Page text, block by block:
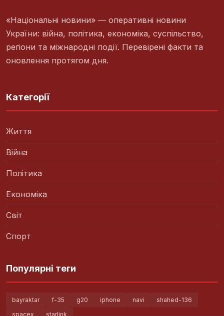
«Національні новини» — оперативні новини
України: війна, політика, економіка, суспільство,
регіони та міжнародні події. Перевірені факти та
оновлення протягом дня.
Категорії
Життя
Війна
Політика
Економіка
Світ
Спорт
Популярні теги
bayraktar f-35 g20 iphone navi
shahed-136
spacex
starlink